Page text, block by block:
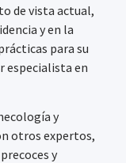
de vista actual,
y en la
para su
especialista en
y
otros expertos,
y